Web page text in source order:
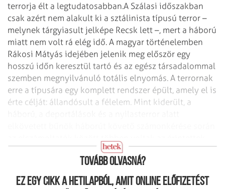
terrorja élt a legtudatosabban.A Szálasi időszakban
csak azért nem alakult ki a sztálinista típusú terror –
melynek tárgyiasult jelképe Recsk lett –, mert a háború
miatt nem volt rá elég idő. A magyar történelemben
Rákosi Mátyás idejében jelenik meg először egy
hosszú időn keresztül tartó és az egész társadalommal
szemben megnyilvánuló totális elnyomás. A terrornak
erre a típusára egy komplett rendszer épült, amely el is
érte célját: állandósult a félelem. Mint kiderült, a
mint számos európai országban.
Tovább olvasná?
Ez egy cikk a hetilapból, amit online előfizetést